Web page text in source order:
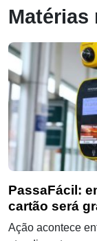
Matérias
PassaFácil:
cartão será
Ação acontece